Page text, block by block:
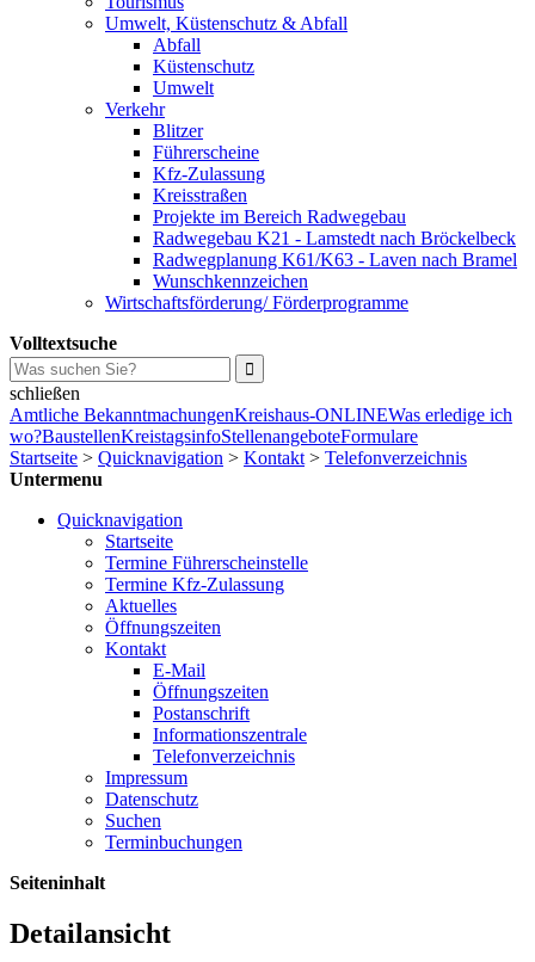
Umwelt, Küstenschutz & Abfall
Abfall
Küstenschutz
Umwelt
Verkehr
Blitzer
Führerscheine
Kfz-Zulassung
Kreisstraßen
Projekte im Bereich Radwegebau
Radwegebau K21 - Lamstedt nach Bröckelbeck
Radwegplanung K61/K63 - Laven nach Bramel
Wunschkennzeichen
Wirtschaftsförderung/ Förderprogramme
Volltextsuche
schließen
Amtliche BekanntmachungenKreishaus-ONLINEWas erledige ich
wo?BaustellenKreistagsinfoStellenangeboteFormulare
Startseite > Quicknavigation > Kontakt > Telefonverzeichnis
Untermenu
Quicknavigation
Startseite
Termine Führerscheinstelle
Termine Kfz-Zulassung
Aktuelles
Öffnungszeiten
Kontakt
E-Mail
Öffnungszeiten
Postanschrift
Informationszentrale
Telefonverzeichnis
Impressum
Datenschutz
Suchen
Terminbuchungen
Seiteninhalt
Detailansicht